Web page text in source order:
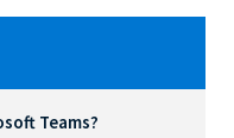
Teams?